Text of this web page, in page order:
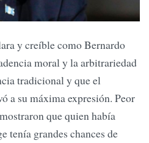
y creíble como Bernardo
moral y la arbitrariedad
tradicional y que el
a su máxima expresión. Peor
que quien había
tenía grandes chances de